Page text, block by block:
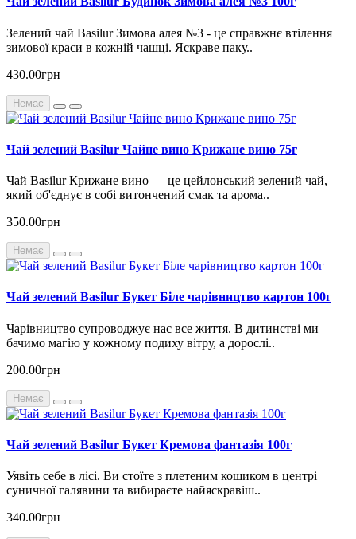
Зелений чай Basilur Зимова алея №3 - це справжнє втілення
зимової краси в кожній чашці. Яскраве паку..
430.00грн
Немає
Чай зелений Basilur Чайне вино Крижане вино 75г
Чай Basilur Крижане вино — це цейлонський зелений чай,
який об'єднує в собі витончений смак та арома..
350.00грн
Немає
Чай зелений Basilur Букет Біле чарівництво картон 100г
Чарівництво супроводжує нас все життя. В дитинстві ми
бачимо магію у кожному подиху вітру, а дорослі..
200.00грн
Немає
Чай зелений Basilur Букет Кремова фантазія 100г
Уявіть себе в лісі. Ви стоїте з плетеним кошиком в центрі
суничної галявини та вибираєте найяскравіш..
340.00грн